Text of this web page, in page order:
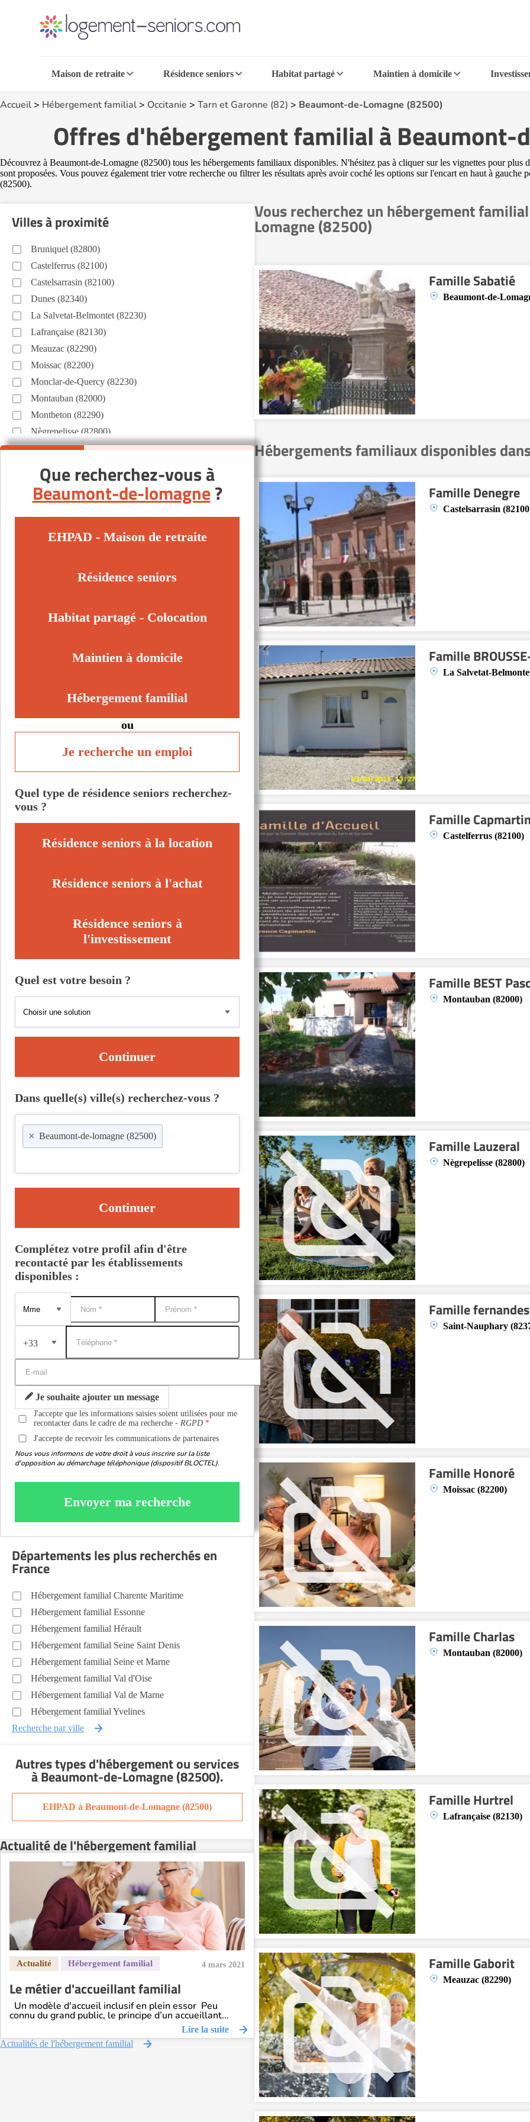
Maison de retraite Résidence seniors Habitat partagé Maintien à domicile
Accueil> Hébergement familial> Occitanie > Tarn et Garonne (82) > Beaumont-de-Lomagne (82500)
Offres d'hébergement familial à Beaumont-
Découvrez à Beaumont-de-Lomagne (82500) tous les hébergements familiaux disponibles. N'hésitez pas à cliquer sur les vignettes pour plus
sont proposées. Vous pouvez également trier votre recherche ou filtrer les résultats après avoir coché les options sur l'encart en haut à
(82500).
Vous recherchez un hébergement
Lomagne (82500)
Famille Sabatié
Beaumont-de-
Hébergements familiaux disponibles
Famille Denegre
Castelsarrasin
Famille
La Salvetat-
Famille Capmartin
Castelferrus (82100)
Famille BEST
Montauban (82000)
Famille Lauzeral
Nègrepelisse (82800)
Famille fernandes
Saint-Nauphary
Famille Honoré
Moissac (82200)
Famille Charlas
Montauban (82000)
Famille Hurtrel
Lafrançaise (82130)
Famille Gaborit
Meauzac (82290)
Villes à proximité
Bruniquel (82800)
Castelferrus (82100)
Castelsarrasin (82100)
Dunes (82340)
La Salvetat-Belmontet (82230)
Lafrançaise (82130)
Meauzac (82290)
Moissac (82200)
Monclar-de-Quercy (82230)
Montauban (82000)
Montbeton (82290)
Nègrepelisse (82800)
Saint-Nauphary (82370)
Que recherchez-vous à
Beaumont-de-lomagne?
EHPAD - Maison de retraite
Résidence seniors
Habitat partagé - Colocation
Maintien à domicile
Hébergement familial
ou
Je recherche un emploi
Quel type de résidence seniors recherchez-
vous ?
Résidence seniors à la location
Résidence seniors à l'achat
Résidence seniors à
l'investissement
Quel est votre besoin ?
Continuer
Dans quelle(s) ville(s) recherchez-vous ?
× Beaumont-de-lomagne (82500)
Continuer
Complétez votre profil afin d'être
recontacté par les établissements
disponibles :
+33
Je souhaite ajouter un message
J'accepte que les informations saisies soient utilisées pour me
recontacter dans le cadre de ma recherche -RGPD
J'accepte de recevoir les communications de partenaires
Nous vous informons de votre droit à vous inscrire sur la liste
d'opposition au démarchage téléphonique (dispositif BLOCTEL).
Envoyer ma recherche
Départements les plus recherchés en
France
Hébergement familial Charente Maritime
Hébergement familial Essonne
Hébergement familial Hérault
Hébergement familial Seine Saint Denis
Hébergement familial Seine et Marne
Hébergement familial Val d'Oise
Hébergement familial Val de Marne
Hébergement familial Yvelines
Recherche par ville
Autres types d'hébergement ou services
à Beaumont-de-Lomagne (82500).
EHPAD à Beaumont-de-Lomagne (82500)
Actualité de l'hébergement familial
4 mars 2021
Le métier d'accueillant familial
Un modèle d'accueil inclusif en plein essor Peu
connu du grand public, le principe d’un accueillant...
Lire la suite
Actualités de l'hébergement familial